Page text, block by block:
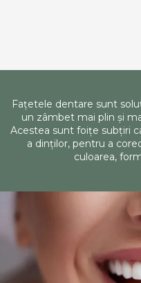
Fațetele dentare sunt
un zâmbet mai plin și
Acestea sunt foițe subțiri
a dinților, pentru a
culoarea,